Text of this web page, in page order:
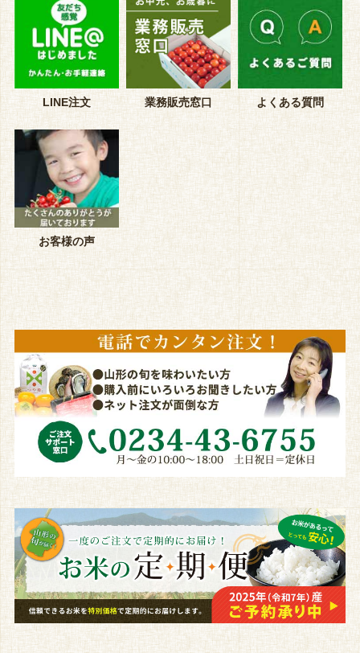
LINE注文 業務販売窓口 よくある質問
お客様の声